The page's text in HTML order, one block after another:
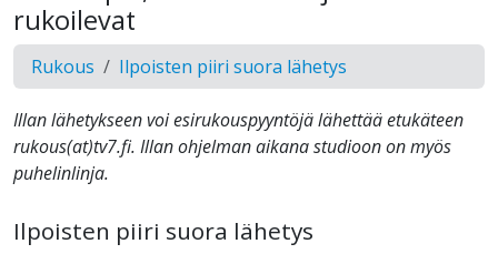
rukoilevat
Rukous Ilpoisten piiri suora lähetys
Illan lähetykseen voi esirukouspyyntöjä lähettää etukäteen
rukous(at)tv7.fi. Illan ohjelman aikana studioon on myös
puhelinlinja.
Ilpoisten piiri suora lähetys